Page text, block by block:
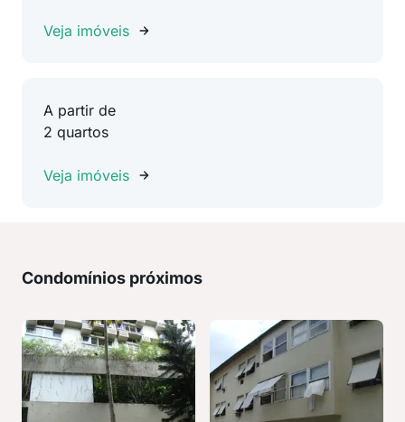
Veja imóveis
A partir de
2 quartos
Veja imóveis
Condomínios próximos